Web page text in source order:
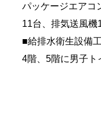
パッケージエアコ
11台、排気送風機
■給排水衛生設備
4階、5階に男子ト